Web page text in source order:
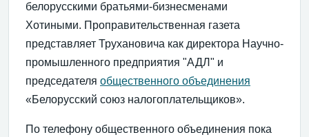
белорусскими братьями-бизнесменами
Хотиными. Проправительственная газета
представляет Трухановича как директора Научно-
промышленного предприятия "АДЛ" и
председателя общественного объединения
«Белорусский союз налогоплательщиков».
По телефону общественного объединения пока